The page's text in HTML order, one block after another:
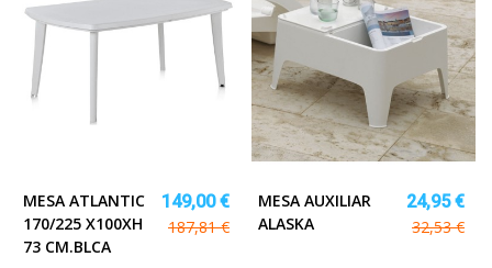
MESA ATLANTIC
170/225 X100XH
73 CM.BLCA
149,00 €
187,81 €
MESA AUXILIAR
ALASKA
24,95 €
32,53 €